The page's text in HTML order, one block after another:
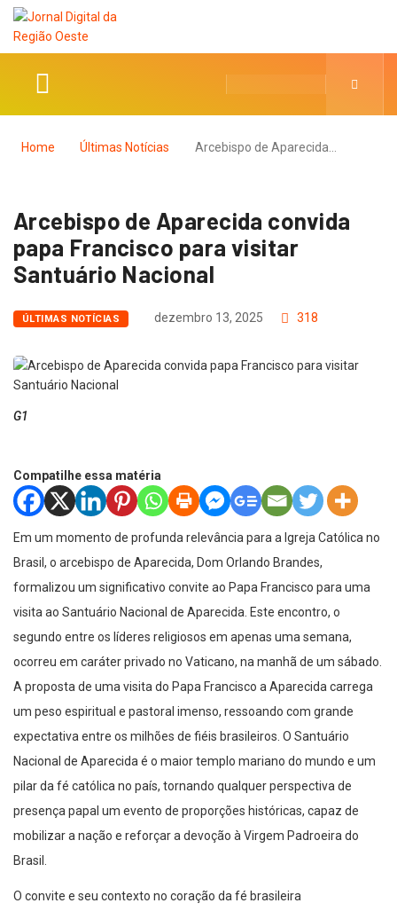
Home Últimas Notícias Arcebispo de Aparecida…
Arcebispo de Aparecida convida
papa Francisco para visitar
Santuário Nacional
ÚLTIMAS NOTÍCIAS dezembro 13, 2025 318
G1
Compatilhe essa matéria
Em um momento de profunda relevância para a Igreja Católica no
Brasil, o arcebispo de Aparecida, Dom Orlando Brandes,
formalizou um significativo convite ao Papa Francisco para uma
visita ao Santuário Nacional de Aparecida. Este encontro, o
segundo entre os líderes religiosos em apenas uma semana,
ocorreu em caráter privado no Vaticano, na manhã de um sábado.
A proposta de uma visita do Papa Francisco a Aparecida carrega
um peso espiritual e pastoral imenso, ressoando com grande
expectativa entre os milhões de fiéis brasileiros. O Santuário
Nacional de Aparecida é o maior templo mariano do mundo e um
pilar da fé católica no país, tornando qualquer perspectiva de
presença papal um evento de proporções históricas, capaz de
mobilizar a nação e reforçar a devoção à Virgem Padroeira do
Brasil.
O convite e seu contexto no coração da fé brasileira